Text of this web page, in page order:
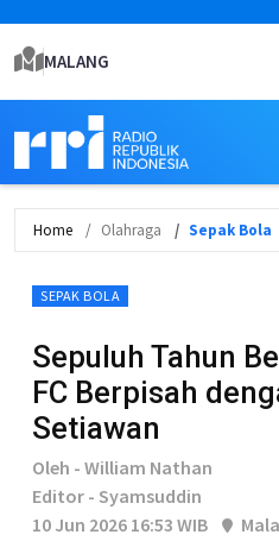
MALANG
Home Olahraga Sepak Bola
SEPAK BOLA
Sepuluh Tahun
FC Berpisah
Setiawan
Oleh - William Nathan
Editor - Syamsuddin
10 Jun 2026 16:53 WIB